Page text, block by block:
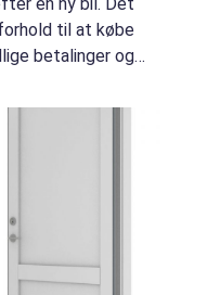
til at købe
betalinger og